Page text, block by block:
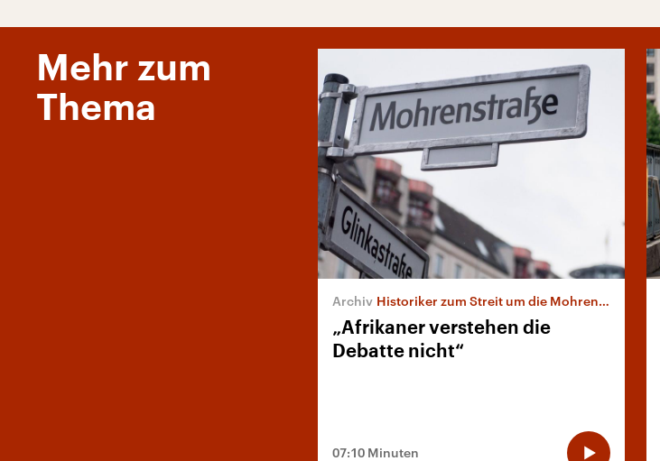
Mehr zum
Thema
Historiker zum Streit um die Mohrenstraße
„Afrikaner verstehen die
Debatte nicht“
07:10 Minuten